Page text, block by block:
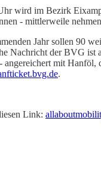
wird im Bezirk
- mittlerweile
Jahr sollen 90
Nachricht der BVG ist
mit Hanföl,
.
Link: